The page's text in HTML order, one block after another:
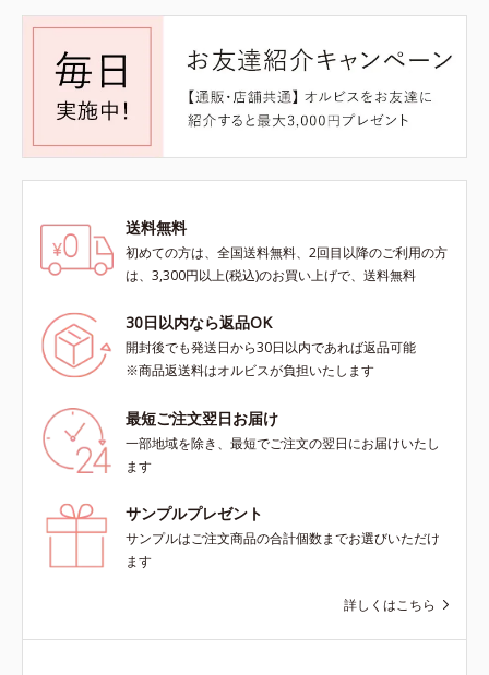
送料無料
初めての方は、全国送料無料、2回目以降のご利用の方
は、3,300円以上(税込)のお買い上げで、送料無料
30日以内なら返品OK
開封後でも発送日から30日以内であれば返品可能
※商品返送料はオルビスが負担いたします
最短ご注文翌日お届け
一部地域を除き、最短でご注文の翌日にお届けいたし
ます
サンプルプレゼント
サンプルはご注文商品の合計個数までお選びいただけ
ます
詳しくはこちら